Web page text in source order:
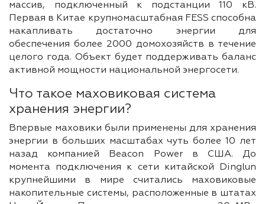
массив, подключенный к подстанции 110 кВ.
Первая в Китае крупномасштабная FESS способна
накапливать достаточно энергии для
обеспечения более 2000 домохозяйств в течение
целого года. Объект будет поддерживать баланс
активной мощности национальной энергосети.
Что такое маховиковая система
хранения энергии?
Впервые маховики были применены для хранения
энергии в больших масштабах чуть более 10 лет
назад компанией Beacon Power в США. До
момента подключения к сети китайской Dinglun
крупнейшими в мире считались маховиковые
накопительные системы, расположенные в штатах